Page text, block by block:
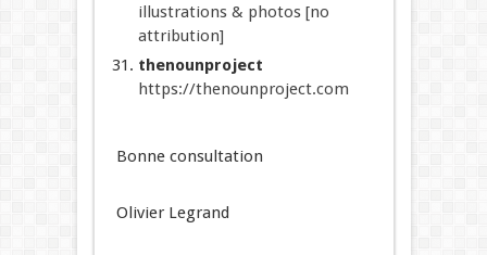
illustrations & photos [no
attribution]
thenounproject
https://thenounproject.com
Bonne consultation
Olivier Legrand